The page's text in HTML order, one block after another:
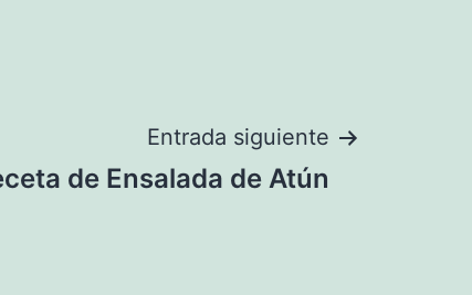
Entrada siguiente
de Ensalada de Atún